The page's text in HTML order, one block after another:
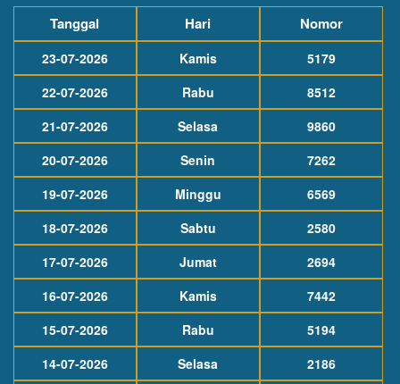
Tanggal Hari Nomor
23-07-2026 Kamis
5179
22-07-2026
Rabu
8512
21-07-2026
Selasa
9860
20-07-2026
Senin
7262
19-07-2026
Minggu
6569
18-07-2026
Sabtu
2580
17-07-2026
Jumat
2694
16-07-2026
Kamis
7442
15-07-2026
Rabu
5194
14-07-2026
Selasa 2186